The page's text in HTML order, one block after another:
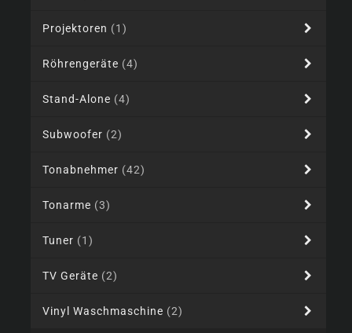
Projektoren (1)
Röhrengeräte (4)
Stand-Alone (4)
Subwoofer (2)
Tonabnehmer (42)
Tonarme (3)
Tuner (1)
TV Geräte (2)
Vinyl Waschmaschine (2)